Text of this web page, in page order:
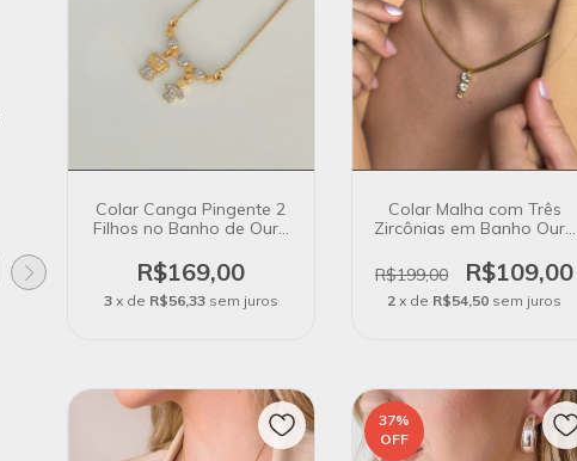
Colar Canga Pingente 2
Filhos no Banho de Ouro
R$169,00
3 x de R$56,33 sem juros
Colar Malha com Três
Zircônias em Banho Ouro
R$199,00
R$109,00
2 x de R$54,50 sem juros
37%
OFF